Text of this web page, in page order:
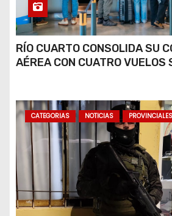
RÍO CUARTO CONSOLIDA SU
AÉREA CON CUATRO VUELOS
CATEGORIAS NOTICIAS PROVINCIALES